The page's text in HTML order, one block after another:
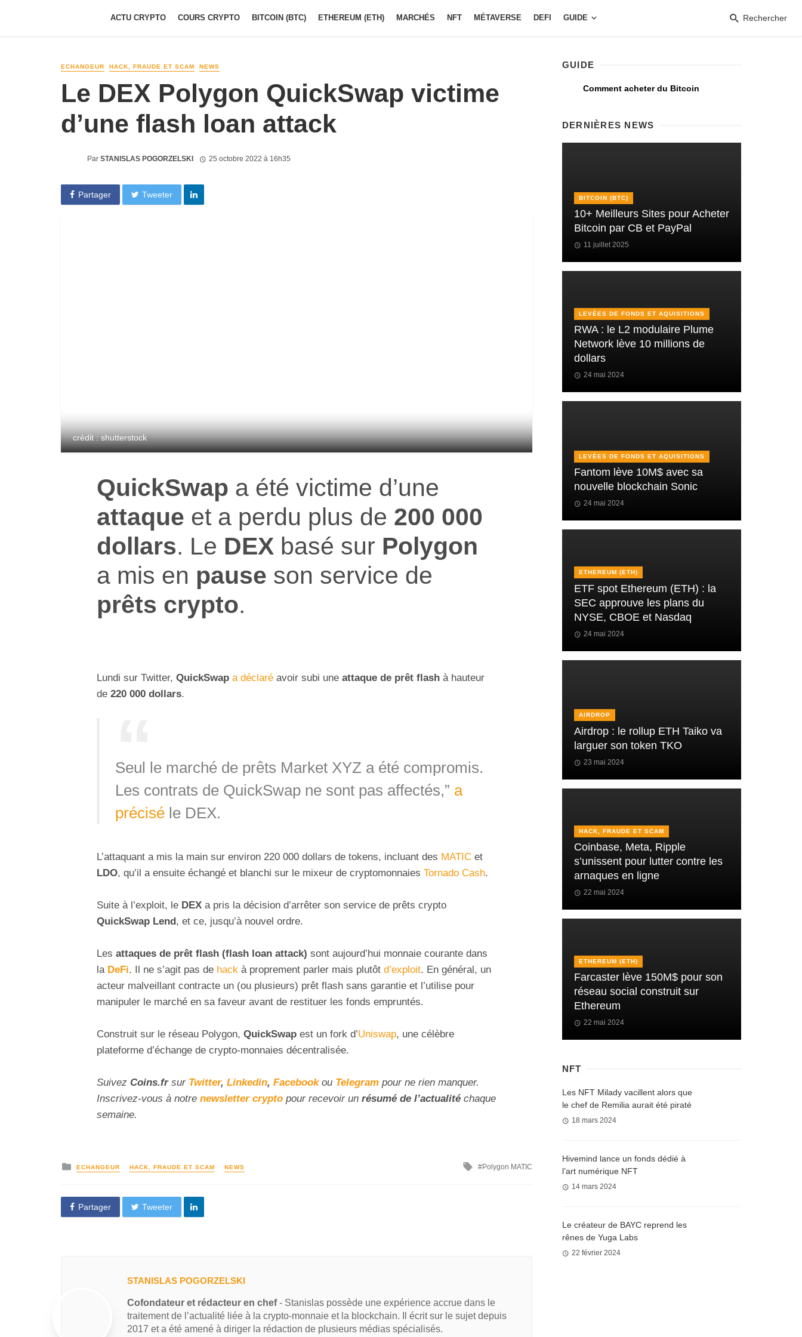
ACTU CRYPTO COURS CRYPTO BITCOIN (BTC) ETHEREUM (ETH) MARCHÉS NFT MÉTAVERSE DEFI GUIDE Rechercher
ECHANGEUR HACK, FRAUDE ET SCAM NEWS
Le DEX Polygon QuickSwap victime
d’une flash loan attack
Par STANISLAS POGORZELSKI 25 octobre 2022 à 16h35
Partager Tweeter
crédit : shutterstock
QuickSwap a été victime d’une
attaque et a perdu plus de 200 000
dollars. Le DEX basé sur Polygon
a mis en pause son service de
prêts crypto.
Lundi sur Twitter, QuickSwap a déclaré avoir subi une attaque de prêt flash à hauteur
de 220 000 dollars.
Seul le marché de prêts Market XYZ a été compromis.
Les contrats de QuickSwap ne sont pas affectés,” a
préciséle DEX.
L’attaquant a mis la main sur environ 220 000 dollars de tokens, incluant des MATIC et
LDO, qu’il a ensuite échangé et blanchi sur le mixeur de cryptomonnaies Tornado Cash.
Suite à l’exploit, le DEX a pris la décision d’arrêter son service de prêts crypto
QuickSwap Lend, et ce, jusqu’à nouvel ordre.
Les attaques de prêt flash (flash loan attack) sont aujourd’hui monnaie courante dans
la DeFi. Il ne s’agit pas de hack à proprement parler mais plutôt d’exploit. En général, un
acteur malveillant contracte un (ou plusieurs) prêt flash sans garantie et l’utilise pour
manipuler le marché en sa faveur avant de restituer les fonds empruntés.
Construit sur le réseau Polygon, QuickSwap est un fork d’Uniswap, une célèbre
plateforme d’échange de crypto-monnaies décentralisée.
Suivez Coins.fr sur Twitter, Linkedin, Facebookou Telegram pour ne rien manquer.
Inscrivez-vous à notre newsletter crypto pour recevoir un résumé de l’actualité chaque
semaine.
ECHANGEUR HACK, FRAUDE ET SCAM NEWS Polygon MATIC
Partager Tweeter
STANISLAS POGORZELSKI
Cofondateur et rédacteur en chef- Stanislas possède une expérience accrue dans le
traitement de l’actualité liée à la crypto-monnaie et la blockchain. Il écrit sur le sujet depuis
2017 et a été amené à diriger la rédaction de plusieurs médias spécialisés.
GUIDE
Comment acheter du Bitcoin
DERNIÈRES NEWS
BITCOIN (BTC)
10+ Meilleurs Sites pour Acheter
Bitcoin par CB et PayPal
11 juillet 2025
LEVÉES DE FONDS ET AQUISITIONS
RWA : le L2 modulaire Plume
Network lève 10 millions de
dollars
24 mai 2024
LEVÉES DE FONDS ET AQUISITIONS
Fantom lève 10M$ avec sa
nouvelle blockchain Sonic
24 mai 2024
ETHEREUM (ETH)
ETF spot Ethereum (ETH) : la
SEC approuve les plans du
NYSE, CBOE et Nasdaq
24 mai 2024
AIRDROP
Airdrop : le rollup ETH Taiko va
larguer son token TKO
23 mai 2024
HACK, FRAUDE ET SCAM
Coinbase, Meta, Ripple
s’unissent pour lutter contre les
arnaques en ligne
22 mai 2024
ETHEREUM (ETH)
Farcaster lève 150M$ pour son
réseau social construit sur
Ethereum
22 mai 2024
NFT
Les NFT Milady vacillent alors que
le chef de Remilia aurait été piraté
18 mars 2024
Hivemind lance un fonds dédié à
l’art numérique NFT
14 mars 2024
Le créateur de BAYC reprend les
rênes de Yuga Labs
22 février 2024